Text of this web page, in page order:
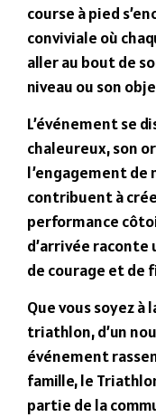
course à pied
conviviale où
aller au bout de
niveau ou son
L’événement se
chaleureux, son
l’engagement de
contribuent à
performance
d’arrivée raconte
de courage et de
Que vous soyez à
triathlon, d’un
événement
famille, le
partie de la